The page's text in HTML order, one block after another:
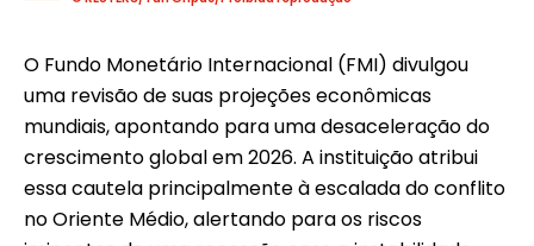
O Fundo Monetário Internacional (FMI) divulgou
uma revisão de suas projeções econômicas
mundiais, apontando para uma desaceleração do
crescimento global em 2026. A instituição atribui
essa cautela principalmente à escalada do conflito
no Oriente Médio, alertando para os riscos